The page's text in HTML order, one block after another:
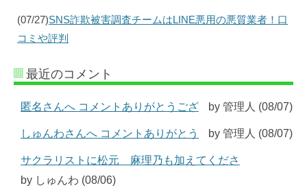
(07/27)SNS詐欺被害調査チームはLINE悪用の悪質業者！口
コミや評判
最近のコメント
匿名さんへ コメントありがとうござ by 管理人 (08/07)
しゅんわさんへ コメントありがとう by 管理人 (08/07)
サクラリストに松元 麻理乃も加えてくださ
by しゅんわ (08/06)